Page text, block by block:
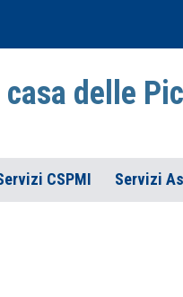
delle
CSPMI Servizi